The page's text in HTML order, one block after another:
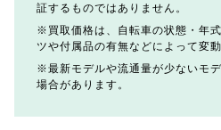
証するものではありません。
買取価格は、自転車の状態・年
ツや付属品の有無などによって変動
最新モデルや流通量が少ないモ
場合があります。